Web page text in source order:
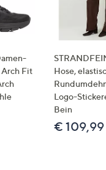
Arch Fit
Hose,
Logo-
Bein
€ 109,99